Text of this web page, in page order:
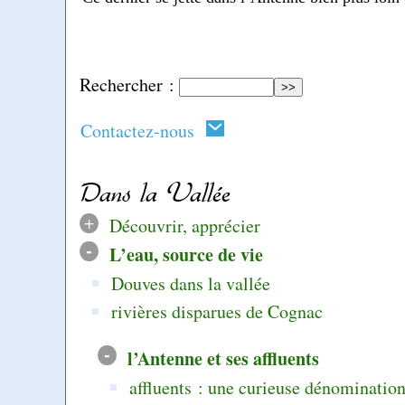
Rechercher :
Contactez-nous
Dans la Vallée
+ Découvrir, apprécier
- L’eau, source de vie
Douves dans la vallée
rivières disparues de Cognac
- l’Antenne et ses affluents
affluents : une curieuse